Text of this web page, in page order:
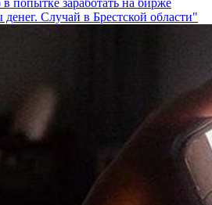
попытке заработать на бирже
Случай в Брестской области"